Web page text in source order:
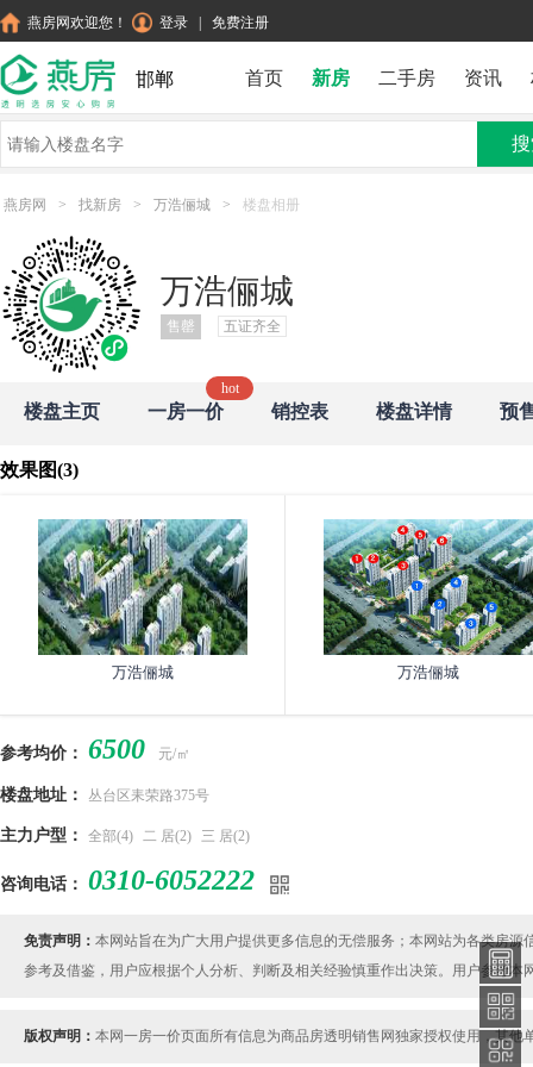
燕房网欢迎您！ 登录 免费注册
邯郸 首页 新房 二手房 资讯
燕房网 > 找新房 > 万浩俪城 > 楼盘相册
万浩俪城
售罄 五证齐全
楼盘主页 一房一价 销控表 楼盘详情 预
效果图(3)
万浩俪城 万浩俪城
参考均价： 6500 元/㎡
楼盘地址： 丛台区耒荣路375号
主力户型： 全部(4) 二 居(2) 三 居(2)
咨询电话： 0310-6052222
免责声明： 本网站旨在为广大用户提供更多信息的无偿服务；本网站为各类房
参考及借鉴，用户应根据个人分析、判断及相关经验慎重作出决策。用户参考
版权声明： 本网一房一价页面所有信息为商品房透明销售网独家授权使用，其